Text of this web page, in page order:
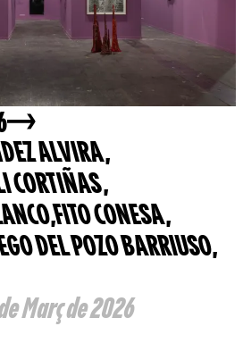
ALVIRA,
CORTIÑAS,
,FITO CONESA,
DEL POZO BARRIUSO,
Març de 2026